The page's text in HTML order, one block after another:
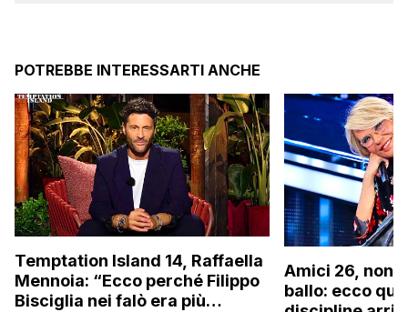
POTREBBE INTERESSARTI ANCHE
Temptation Island 14, Raffaella
Mennoia: “Ecco perché Filippo
Bisciglia nei falò era più
Amici 26, non
ballo: ecco